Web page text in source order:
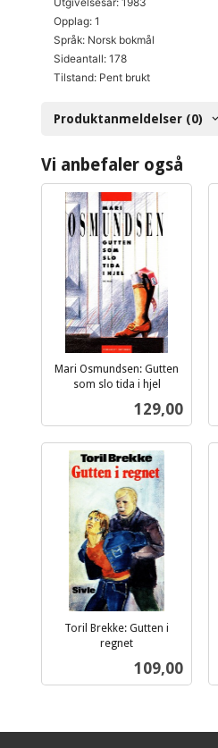
Opplag: 1
Språk: Norsk bokmål
Sideantall: 178
Tilstand: Pent brukt
Produktanmeldelser (0)
Vi anbefaler også
Mari Osmundsen: Gutten
som slo tida i hjel
Pris
129,00
Toril Brekke: Gutten i
regnet
Pris
109,00